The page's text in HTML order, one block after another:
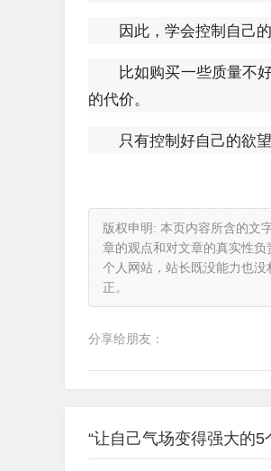
因此，学会控制自己
比如购买一些质量不
的代价。
只有控制好自己的欲
版权申明: 本页内容所含的文
章的观点和对文章的真实性
个人网站，站长既没能力也
正。
分享给朋友：
“让自己气场变得强大的5